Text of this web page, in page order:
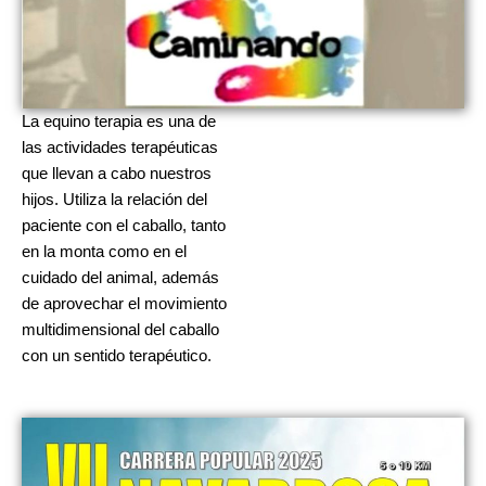
La equino terapia es una de
las actividades terapéuticas
que llevan a cabo nuestros
hijos. Utiliza la relación del
paciente con el caballo, tanto
en la monta como en el
cuidado del animal, además
de aprovechar el movimiento
multidimensional del caballo
con un sentido terapéutico.